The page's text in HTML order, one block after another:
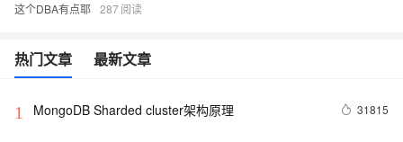
这个DBA有点耶 287
热门文章 最新文章
1 MongoDB Sharded cluster架构原理 31815